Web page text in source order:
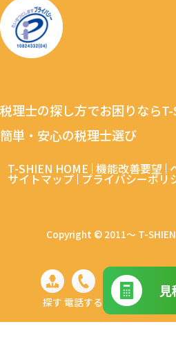
探す 電話する
税理士の探し方でお困りなら
簡単・安心の税理士選び
T-SHIEN HOME 機能改善要望
サイトマップ プライバシーポリ
Copyright © 2011～ T-